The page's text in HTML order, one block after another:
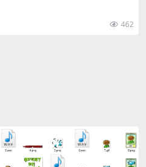
462